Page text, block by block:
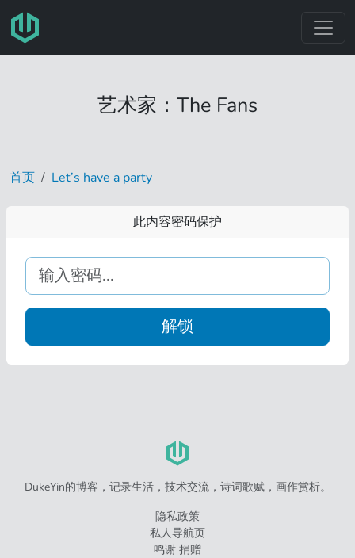
跳转至主要内容
艺术家：The Fans
首页 Let’s have a party
此内容密码保护
解锁
DukeYin的博客，记录生活，技术交流，诗词歌赋，画作赏析。
隐私政策
私人导航页
鸣谢 捐赠